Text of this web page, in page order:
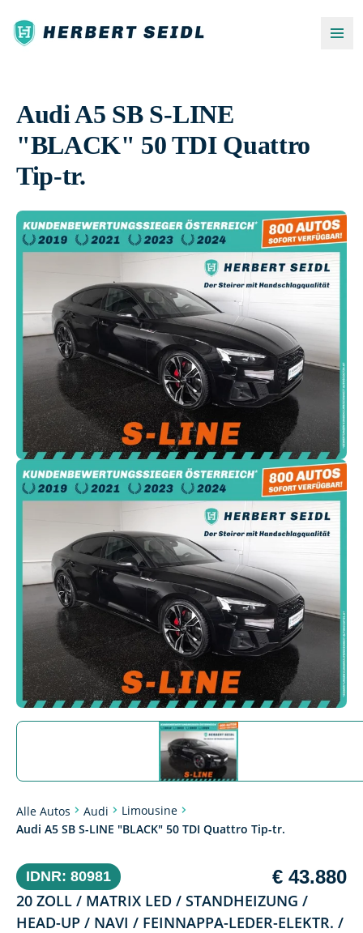
Audi A5 SB S-LINE
"BLACK" 50 TDI Quattro
Tip-tr.
Alle Autos Audi
Limousine
Audi A5 SB S-LINE "BLACK" 50 TDI Quattro Tip-tr.
IDNR: 80981 € 43.880
20 ZOLL / MATRIX LED / STANDHEIZUNG /
HEAD-UP / NAVI / FEINNAPPA-LEDER-ELEKTR. /